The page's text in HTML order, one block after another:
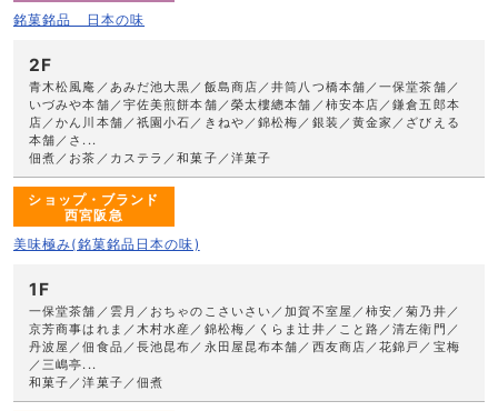
銘菓銘品 日本の味
2F
青木松風庵／あみだ池大黒／飯島商店／井筒八つ橋本舗／一保堂茶舗／
いづみや本舗／宇佐美煎餅本舗／榮太樓總本舗／柿安本店／鎌倉五郎本
店／かん川本舗／祇園小石／きねや／錦松梅／銀装／黄金家／ざびえる
本舗／さ...
佃煮／お茶／カステラ／和菓子／洋菓子
ショップ・ブランド
西宮阪急
美味極み(銘菓銘品日本の味)
1F
一保堂茶舗／雲月／おちゃのこさいさい／加賀不室屋／柿安／菊乃井／
京芳商事はれま／木村水産／錦松梅／くらま辻井／こと路／清左衛門／
丹波屋／佃食品／長池昆布／永田屋昆布本舗／西友商店／花錦戸／宝梅
／三嶋亭...
和菓子／洋菓子／佃煮